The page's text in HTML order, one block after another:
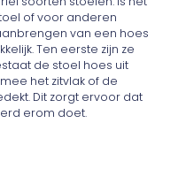
of voor anderen
van een hoes
Ten eerste zijn ze
de stoel hoes uit
het zitvlak of de
Dit zorgt ervoor dat
erom doet.